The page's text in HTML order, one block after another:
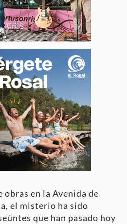
obras en la Avenida de
el misterio ha sido
que han pasado hoy